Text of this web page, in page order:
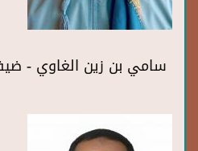
سامي بن زين الغاوي -